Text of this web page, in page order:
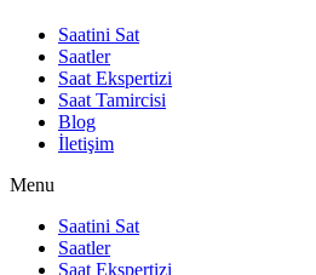
Saatini Sat
Saatler
Saat Ekspertizi
Saat Tamircisi
Blog
İletişim
Menu
Saatini Sat
Saatler
Saat Ekspertizi